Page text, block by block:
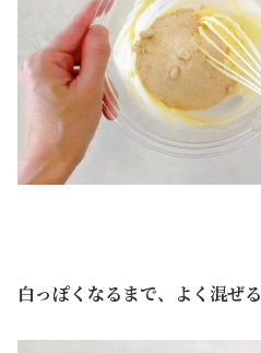
白っぽくなるまで、よく混ぜる